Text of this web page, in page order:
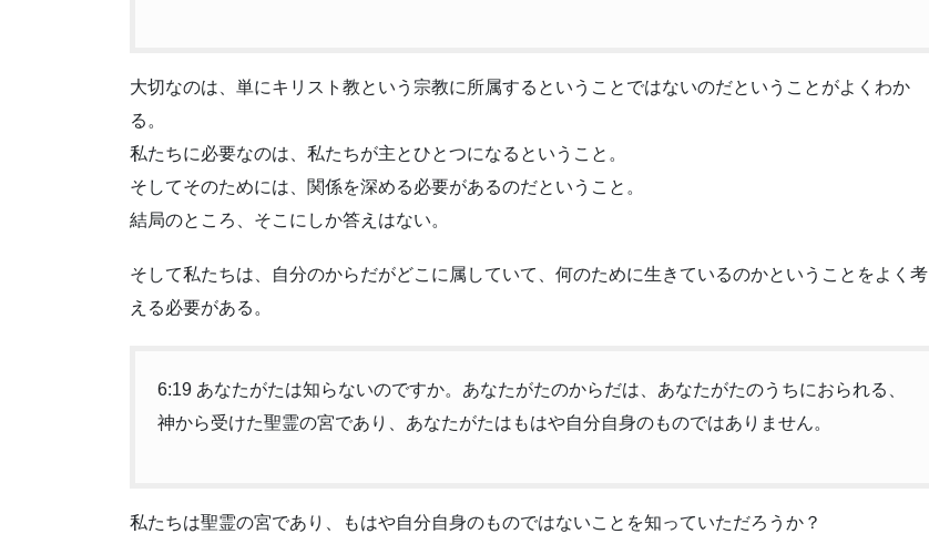
大切なのは、単にキリスト教という宗教に所属するということではないのだということがよくわか
る。
私たちに必要なのは、私たちが主とひとつになるということ。
そしてそのためには、関係を深める必要があるのだということ。
結局のところ、そこにしか答えはない。
そして私たちは、自分のからだがどこに属していて、何のために生きているのかということをよく考
える必要がある。
6:19 あなたがたは知らないのですか。あなたがたのからだは、あなたがたのうちにおられる、
神から受けた聖霊の宮であり、あなたがたはもはや自分自身のものではありません。
私たちは聖霊の宮であり、もはや自分自身のものではないことを知っていただろうか？